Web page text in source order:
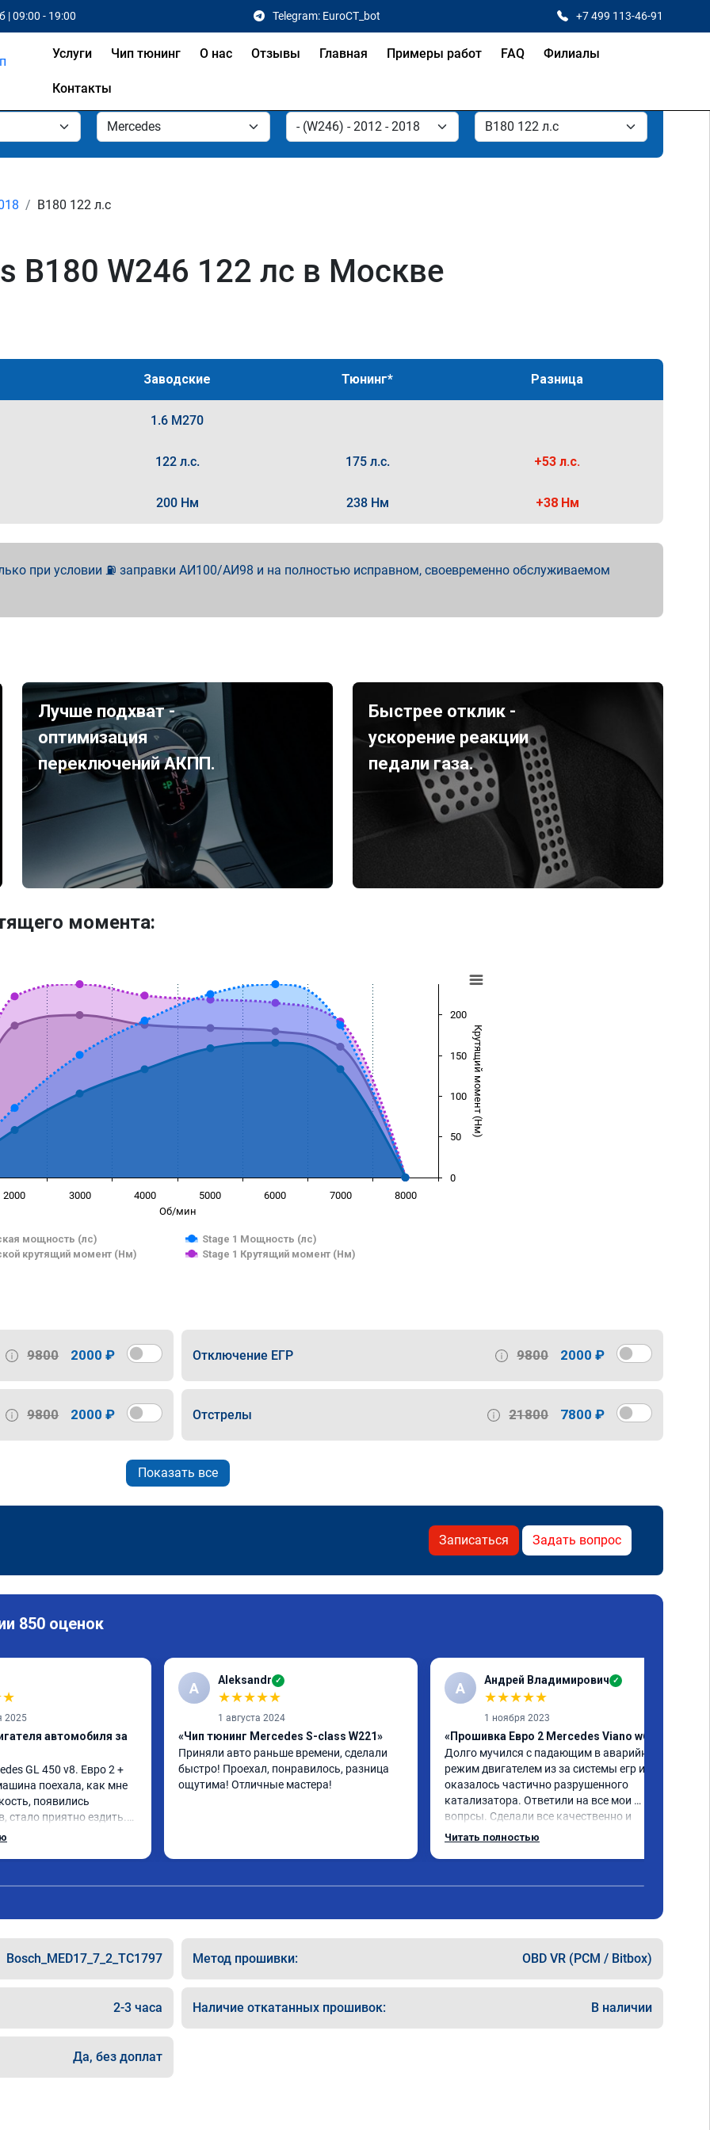
| 09:00 - 19:00 Telegram: EuroCT_bot +7 499 113-46-91
Услуги Чип тюнинг О нас Отзывы Главная Примеры работ FAQ Филиалы
Контакты
B180 122 л.с
B180 W246 122 лс в Москве
Заводские Тюнинг* Разница
1.6 M270
122 л.с. 175 л.с. +53 л.с.
200 Нм 238 Нм +38 Нм
при условии ⛽ заправки АИ100/АИ98 и на полностью исправном, своевременно обслуживаемом
Лучше подхват -
оптимизация
переключений АКПП.
Быстрее отклик -
ускорение реакции
педали газа.
момента:
Об/мин
Крутящий момент (Нм)
мощность (лс)
Stage 1 Мощность (лс)
крутящий момент (Нм)
Stage 1 Крутящий момент (Нм)
2000 3000 4000 5000 6000 7000 8000
0
50
100
150
200
9800 2000 ₽ Отключение ЕГР 9800 2000 ₽
9800 2000 ₽ Отстрелы 21800 7800 ₽
Показать все
Записаться Задать вопрос
850 оценок
★
2025
автомобиля за
GL 450 v8. Евро 2 +
поехала, как мне
появились
стало приятно ездить.
в авто! 🔥
A Aleksandr ✓
★★★★★
1 августа 2024
«Чип тюнинг Mercedes S-class W221»
Приняли авто раньше времени, сделали
быстро! Проехал, понравилось, разница
ощутима! Отличные мастера!
А Андрей Владимирович ✓
★★★★★
1 ноября 2023
«Прошивка Евро 2 Mercedes Viano w639»
Долго мучился с падающим в аварийный
режим двигателем из за системы егр и как
оказалось частично разрушенного
катализатора. Ответили на все мои
вопрсы. Сделали все качественно и
несмотря на конец рабочего дня
Читать полностью
Bosch_MED17_7_2_TC1797 Метод прошивки: OBD VR (PCM / Bitbox)
2-3 часа Наличие откатанных прошивок: В наличии
Да, без доплат